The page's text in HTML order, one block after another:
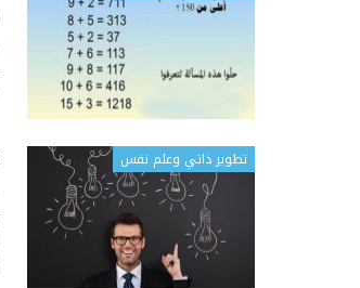
تطوير ذاتي وعلم نفس